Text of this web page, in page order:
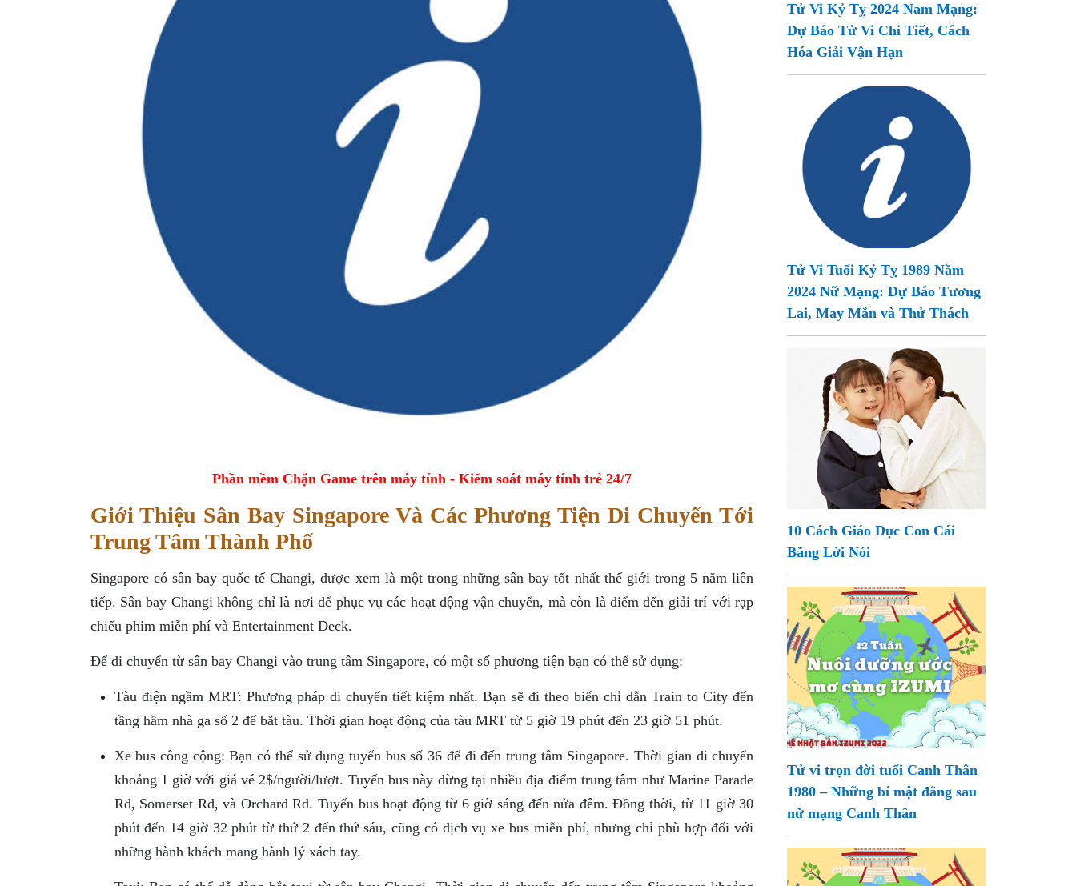
Phần mềm Chặn Game trên máy tính - Kiểm soát máy tính trẻ 24/7
Giới Thiệu Sân Bay Singapore Và Các Phương Tiện Di Chuyển Tới
Trung Tâm Thành Phố
Singapore có sân bay quốc tế Changi, được xem là một trong những sân bay tốt nhất thế giới trong 5 năm liên
tiếp. Sân bay Changi không chỉ là nơi để phục vụ các hoạt động vận chuyển, mà còn là điểm đến giải trí với rạp
chiếu phim miễn phí và Entertainment Deck.
Để di chuyển từ sân bay Changi vào trung tâm Singapore, có một số phương tiện bạn có thể sử dụng:
Tàu điện ngầm MRT: Phương pháp di chuyển tiết kiệm nhất. Bạn sẽ đi theo biển chỉ dẫn Train to City đến
tầng hầm nhà ga số 2 để bắt tàu. Thời gian hoạt động của tàu MRT từ 5 giờ 19 phút đến 23 giờ 51 phút.
Xe bus công cộng: Bạn có thể sử dụng tuyến bus số 36 để đi đến trung tâm Singapore. Thời gian di chuyển
khoảng 1 giờ với giá vé 2$/người/lượt. Tuyến bus này dừng tại nhiều địa điểm trung tâm như Marine Parade
Rd, Somerset Rd, và Orchard Rd. Tuyến bus hoạt động từ 6 giờ sáng đến nửa đêm. Đồng thời, từ 11 giờ 30
phút đến 14 giờ 32 phút từ thứ 2 đến thứ sáu, cũng có dịch vụ xe bus miễn phí, nhưng chỉ phù hợp đối với
những hành khách mang hành lý xách tay.
Tử Vi Kỷ Tỵ 2024 Nam Mạng:
Dự Báo Tử Vi Chi Tiết, Cách
Hóa Giải Vận Hạn
Tử Vi Tuổi Kỷ Tỵ 1989 Năm
2024 Nữ Mạng: Dự Báo Tương
Lai, May Mắn và Thử Thách
10 Cách Giáo Dục Con Cái
Bằng Lời Nói
Tử vi trọn đời tuổi Canh Thân
1980 – Những bí mật đằng sau
nữ mạng Canh Thân